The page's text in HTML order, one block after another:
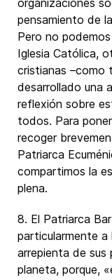
organizaciones
pensamiento de
Pero no
Iglesia Católica,
cristianas –como
desarrollado una
reflexión sobre
todos. Para
recoger
Patriarca
compartimos la
plena.
8. El Patriarca
particularmente a
arrepienta de sus
planeta, porque,